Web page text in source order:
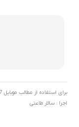
اجرا : سالار طاعتی